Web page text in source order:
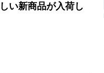
い新商品が入荷し